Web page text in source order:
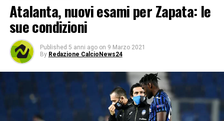
Atalanta, nuovi esami per Zapata: le
sue condizioni
Published 5 anni ago on 9 Marzo 2021
By Redazione CalcioNews24